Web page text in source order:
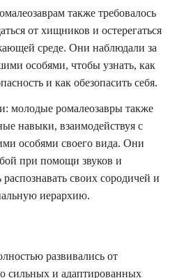
также требовалось
от хищников и остерегаться
среде. Они наблюдали за
особями, чтобы узнать, как
и как обезопасить себя.
молодые ромалеозавры также
навыки, взаимодействуя с
особями своего вида. Они
при помощи звуков и
своих сородичей и
иерархию.
развивались от
сильных и адаптированных